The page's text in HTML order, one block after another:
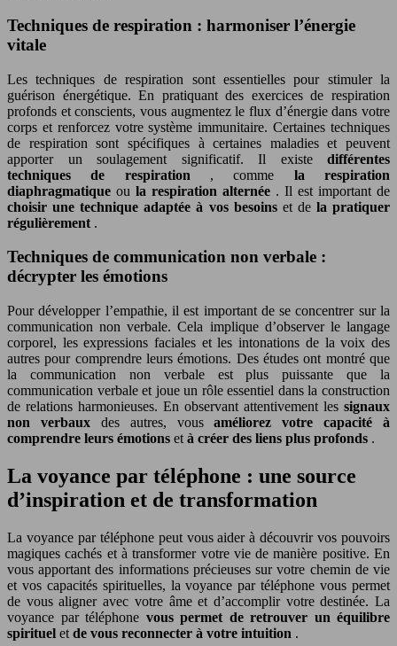
Techniques de respiration : harmoniser l’énergie
vitale
Les techniques de respiration sont essentielles pour stimuler la
guérison énergétique. En pratiquant des exercices de respiration
profonds et conscients, vous augmentez le flux d’énergie dans votre
corps et renforcez votre système immunitaire. Certaines techniques
de respiration sont spécifiques à certaines maladies et peuvent
apporter un soulagement significatif. Il existe différentes
techniques de respiration , comme la respiration
diaphragmatique ou la respiration alternée . Il est important de
choisir une technique adaptée à vos besoins et de la pratiquer
régulièrement .
Techniques de communication non verbale :
décrypter les émotions
Pour développer l’empathie, il est important de se concentrer sur la
communication non verbale. Cela implique d’observer le langage
corporel, les expressions faciales et les intonations de la voix des
autres pour comprendre leurs émotions. Des études ont montré que
la communication non verbale est plus puissante que la
communication verbale et joue un rôle essentiel dans la construction
de relations harmonieuses. En observant attentivement les signaux
non verbaux des autres, vousaméliorez votre capacité à
comprendre leurs émotions et à créer des liens plus profonds .
La voyance par téléphone : une source
d’inspiration et de transformation
La voyance par téléphone peut vous aider à découvrir vos pouvoirs
magiques cachés et à transformer votre vie de manière positive. En
vous apportant des informations précieuses sur votre chemin de vie
et vos capacités spirituelles, la voyance par téléphone vous permet
de vous aligner avec votre âme et d’accomplir votre destinée. La
voyance par téléphone vous permet de retrouver un équilibre
spirituel et de vous reconnecter à votre intuition .